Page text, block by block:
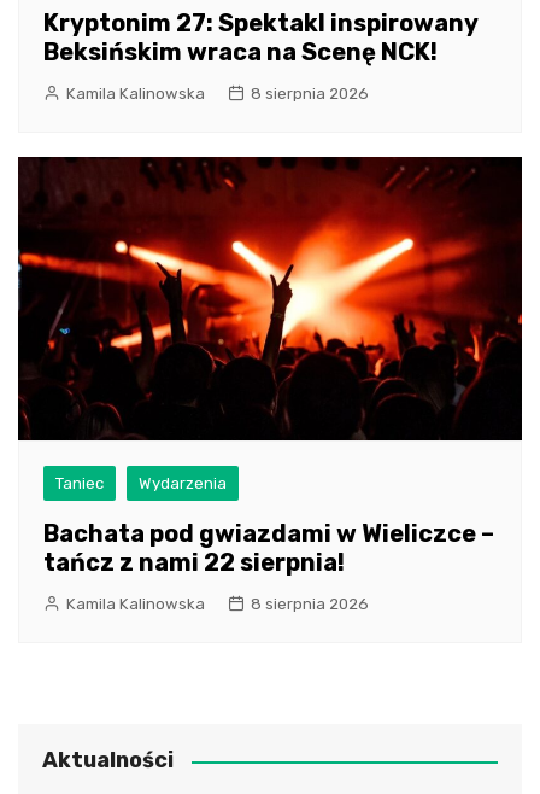
Kryptonim 27: Spektakl inspirowany
Beksińskim wraca na Scenę NCK!
Kamila Kalinowska 8 sierpnia 2026
Taniec Wydarzenia
Bachata pod gwiazdami w Wieliczce –
tańcz z nami 22 sierpnia!
Kamila Kalinowska 8 sierpnia 2026
Aktualności